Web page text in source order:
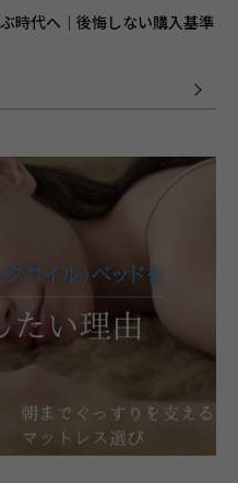
時代へ｜後悔しない購入基準